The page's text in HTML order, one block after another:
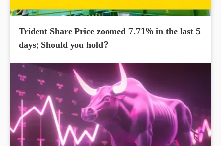
Trident Share Price zoomed 7.71% in the last 5
days; Should you hold?